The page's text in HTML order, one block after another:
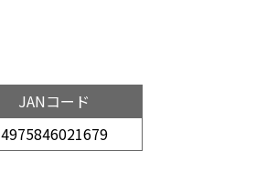
JANコード
4975846021679